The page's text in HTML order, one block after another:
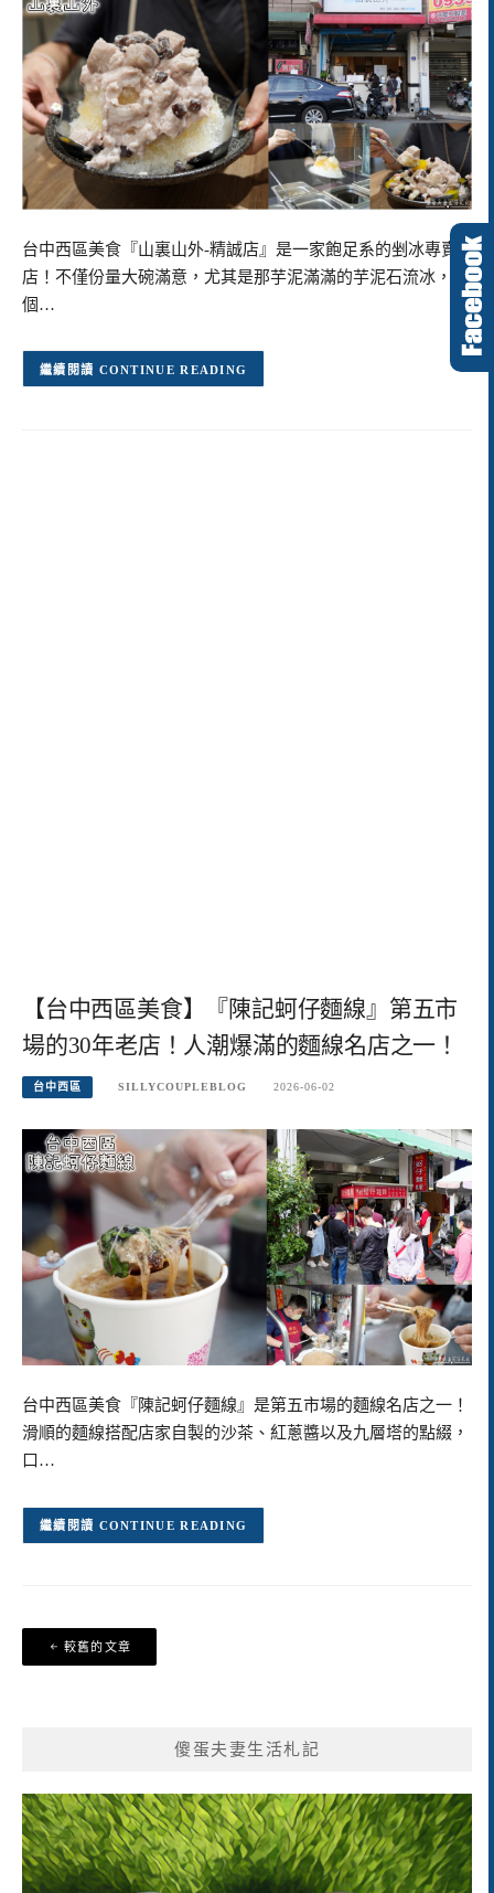
台中西區美食『山裏山外-精誠店』是一家飽足系的剉冰專賣
店！不僅份量大碗滿意，尤其是那芋泥滿滿的芋泥石流冰，整
個…
CONTINUE READING
【台中西區美食】『陳記蚵仔麵線』第五市
場的30年老店！人潮爆滿的麵線名店之一！
台中西區 SILLYCOUPLEBLOG 2026-06-02
台中西區美食『陳記蚵仔麵線』是第五市場的麵線名店之一！
滑順的麵線搭配店家自製的沙茶、紅蔥醬以及九層塔的點綴，
口…
CONTINUE READING
文
章
較舊的文章
傻蛋夫妻生活札記